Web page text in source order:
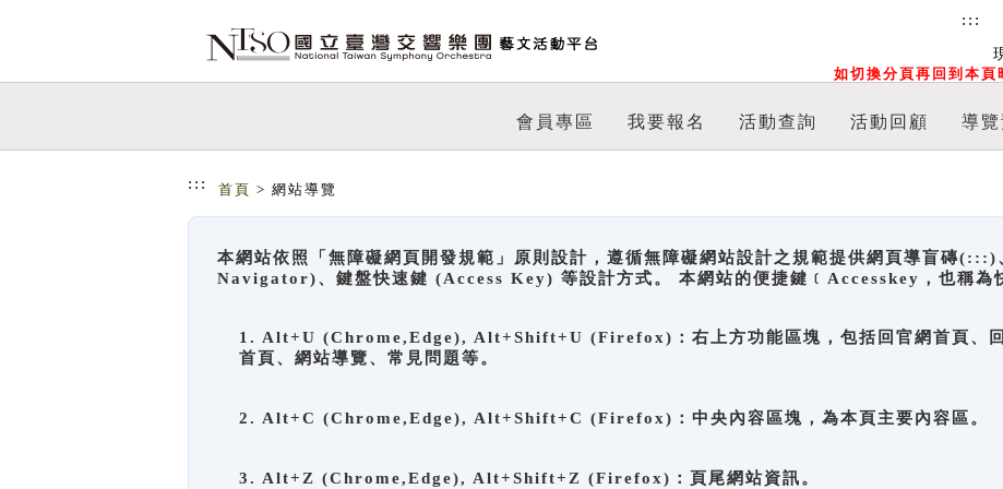
如切換分頁再回到本
:::
會員專區 我要報名 活動查詢 活動回顧 導覽
::: 首頁 > 網站導覽
本網站依照「無障礙網頁開發規範」原則設計，遵循無障礙網站設計之規範提供網頁導盲磚
Navigator)、鍵盤快速鍵 (Access Key) 等設計方式。 本網站的便捷鍵﹝Accesskey，也稱為
1. Alt+U (Chrome,Edge), Alt+Shift+U (Firefox)：右上方功能區塊，包括回官網首頁、回
首頁、網站導覽、常見問題等。
2. Alt+C (Chrome,Edge), Alt+Shift+C (Firefox)：中央內容區塊，為本頁主要內容區。
3. Alt+Z (Chrome,Edge), Alt+Shift+Z (Firefox)：頁尾網站資訊。